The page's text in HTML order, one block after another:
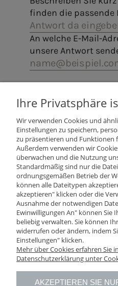
Über
Ihre Privatsphäre
Wir verwenden Cookies und
Einstellungen zu speichern,
zu präsentieren und Funktionen
Außerdem verwenden wir
überwachen und die Nutzung
Standardmäßig sind nur die
ordnungsgemäßen Betrieb der
können alle Dateitypen
akzeptieren" klicken oder die
Ausnahme der notwendigen
Ewinwilligungen An" können Sie
beliebig verwalten. Sie können
widerrufen oder ändern, indem
Einstellungen" klicken.
Mehr über Cookies erfahren Sie
Datenschutzerklärung unter
AKZEPTIEREN SIE